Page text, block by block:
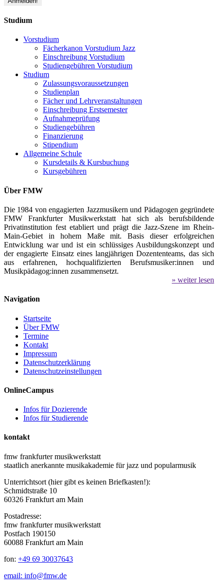
Studium
Vorstudium
Fächerkanon Vorstudium Jazz
Einschreibung Vorstudium
Studiengebühren Vorstudium
Studium
Zulassungsvoraussetzungen
Studienplan
Fächer und Lehrveranstaltungen
Einschreibung Erstsemester
Aufnahmeprüfung
Studiengebühren
Finanzierung
Stipendium
Allgemeine Schule
Kursdetails & Kursbuchung
Kursgebühren
Über FMW
Die 1984 von engagierten Jazzmusikern und Pädagogen gegründete
FMW Frankfurter Musikwerkstatt hat sich als berufsbildende
Privatinstitution fest etabliert und prägt die Jazz-Szene im Rhein-
Main-Gebiet in hohem Maße mit. Basis dieser erfolgreichen
Entwicklung war und ist ein schlüssiges Ausbildungskonzept und
der engagierte Einsatz eines langjährigen Dozententeams, das sich
aus erfahrenen, hochqualifizierten Berufsmusiker:innen und
Musikpädagog:innen zusammensetzt.
» weiter lesen
Navigation
Startseite
Über FMW
Termine
Kontakt
Impressum
Datenschutzerklärung
Datenschutzeinstellungen
OnlineCampus
Infos für Dozierende
Infos für Studierende
kontakt
fmw frankfurter musikwerkstatt
staatlich anerkannte musikakademie für jazz und popularmusik
Unterrichtsort (hier gibt es keinen Briefkasten!):
Schmidtstraße 10
60326 Frankfurt am Main
Postadresse:
fmw frankfurter musikwerkstatt
Postfach 190150
60088 Frankfurt am Main
fon: +49 69 30037643
email: info@fmw.de